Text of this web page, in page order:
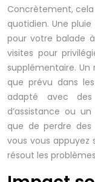
Concrètement,
quotidien. Une
pour votre balade à
visites pour
supplémentaire.
que prévu dans
adapté avec
d’assistance ou
que de perdre des
vous vous appuyez
résout les